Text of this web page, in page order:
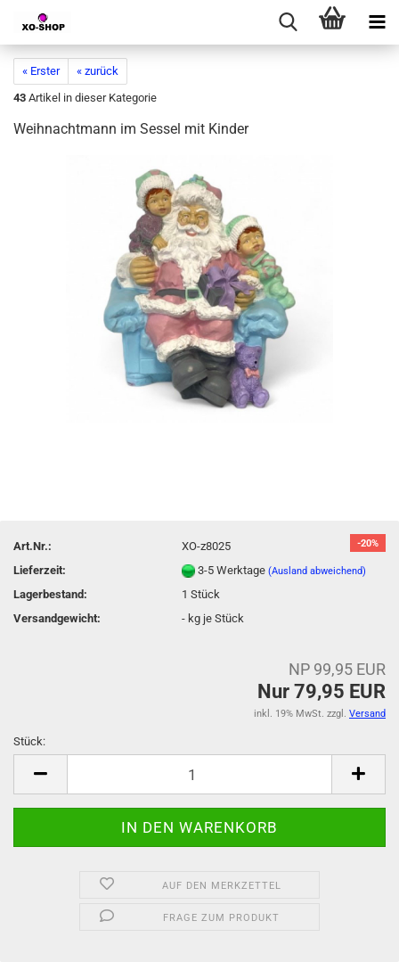
« Erster
« zurück
43 Artikel in dieser Kategorie
Weihnachtmann im Sessel mit Kinder
-20%
Art.Nr.:
XO-z8025
Lieferzeit:
3-5 Werktage(Ausland abweichend)
Lagerbestand: 1Stück
Versandgewicht:
- kg je Stück
NP 99,95 EUR
Nur 79,95 EUR
inkl. 19% MwSt. zzgl. Versand
Stück:
AUF DEN MERKZETTEL
FRAGE ZUM PRODUKT